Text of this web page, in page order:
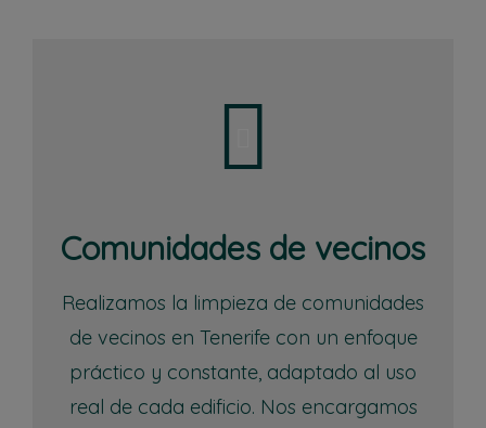
Comunidades de vecinos
Realizamos la limpieza de comunidades
de vecinos en Tenerife con un enfoque
práctico y constante, adaptado al uso
real de cada edificio. Nos encargamos